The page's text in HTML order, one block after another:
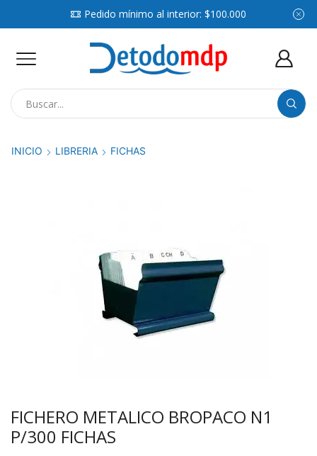
Pedido mínimo al interior: $100.000
INICIO LIBRERIA FICHAS
FICHERO METALICO BROPACO N1
P/300 FICHAS